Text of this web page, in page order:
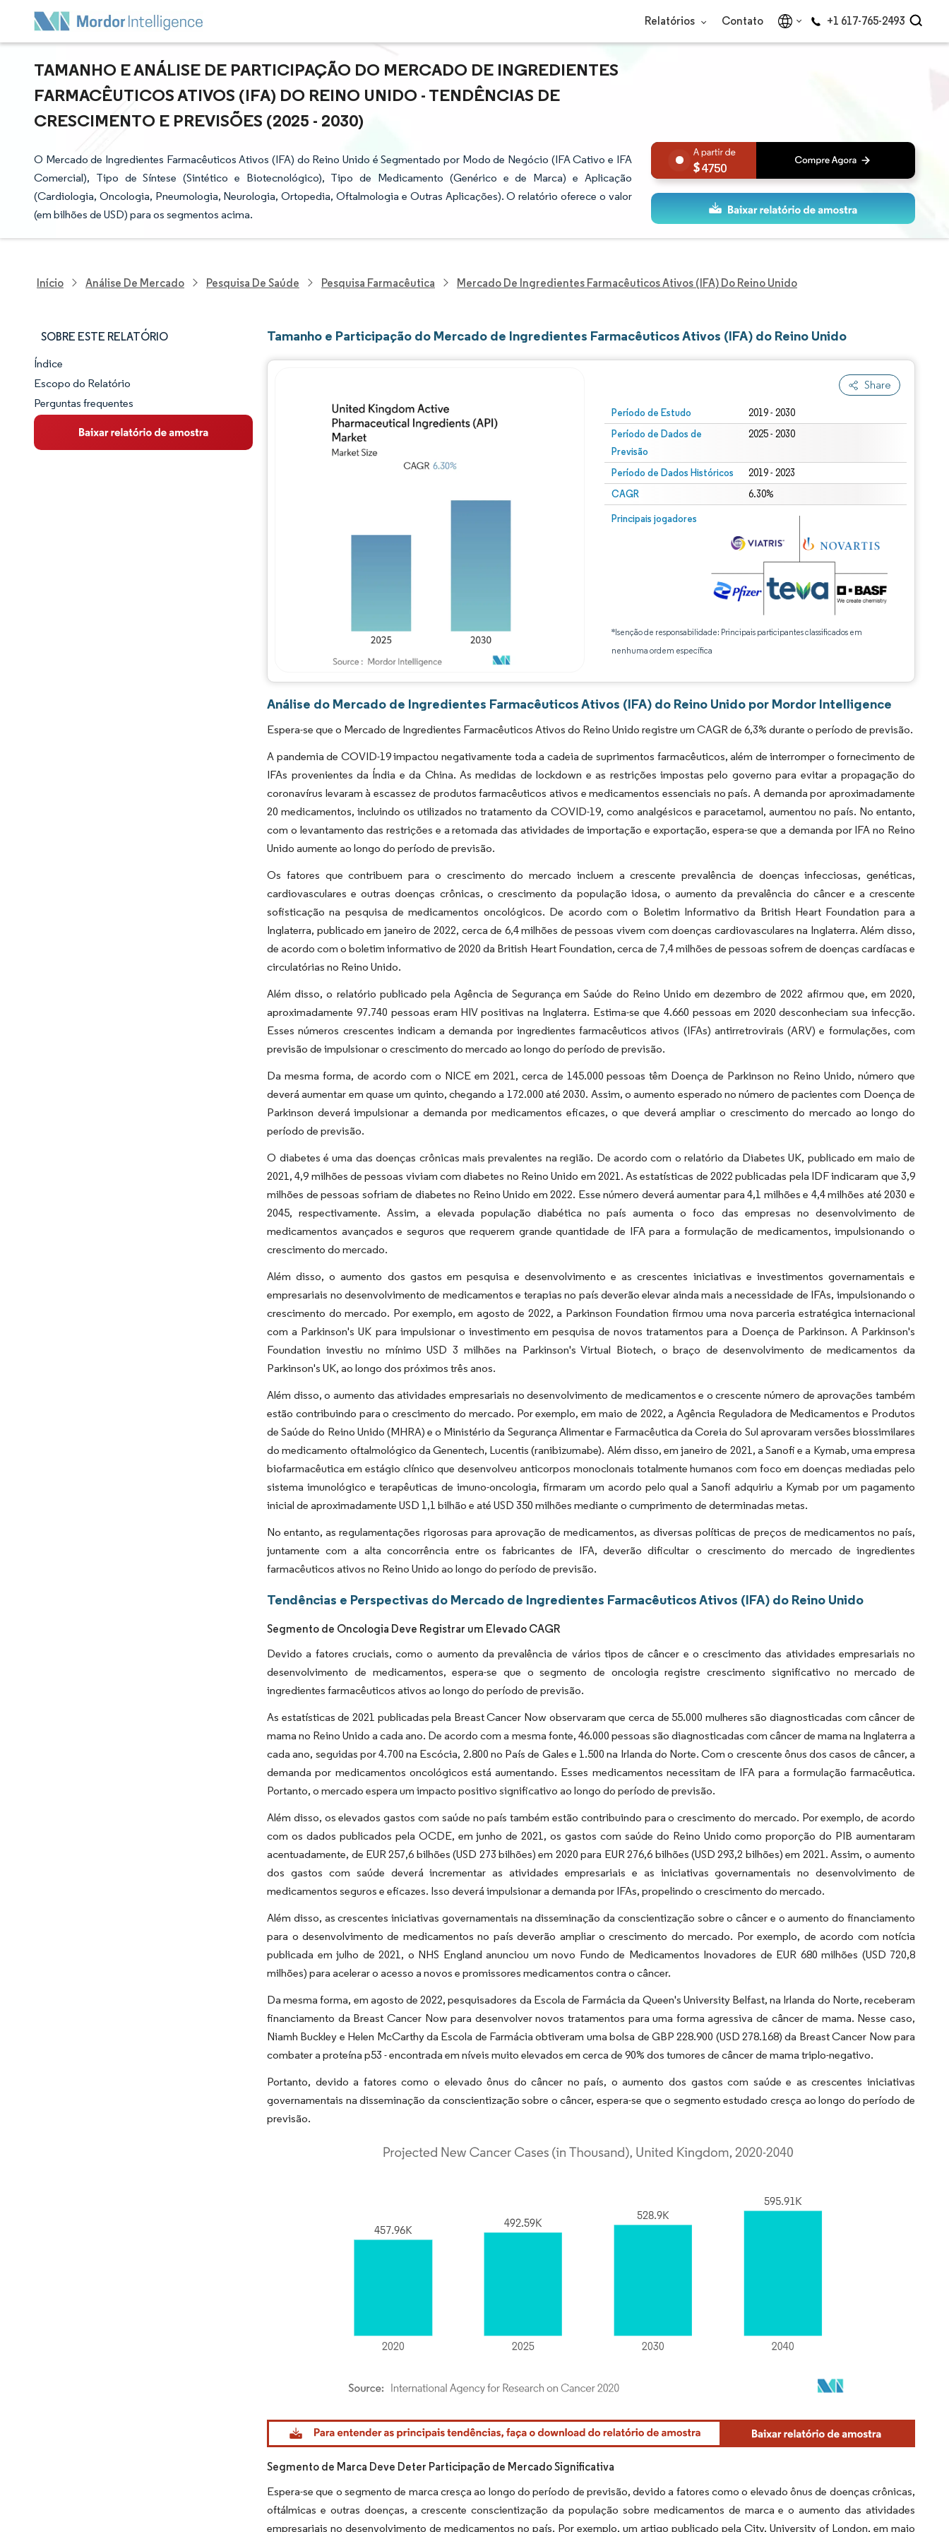
Relatórios Contato +1 617-765-2493
TAMANHO E ANÁLISE DE PARTICIPAÇÃO DO MERCADO DE INGREDIENTES
FARMACÊUTICOS ATIVOS (IFA) DO REINO UNIDO - TENDÊNCIAS DE
CRESCIMENTO E PREVISÕES (2025 - 2030)
O Mercado de Ingredientes Farmacêuticos Ativos (IFA) do Reino Unido é Segmentado por Modo de Negócio (IFA Cativo e IFA
Comercial), Tipo de Síntese (Sintético e Biotecnológico), Tipo de Medicamento (Genérico e de Marca) e Aplicação
(Cardiologia, Oncologia, Pneumologia, Neurologia, Ortopedia, Oftalmologia e Outras Aplicações). O relatório oferece o valor
(em bilhões de USD) para os segmentos acima.
4750
Início Análise De Mercado Pesquisa De Saúde Pesquisa Farmacêutica Mercado De Ingredientes Farmacêuticos Ativos (IFA) Do Reino Unido
SOBRE ESTE RELATÓRIO
Panorama do Mercado
Visão Geral do Mercado
Principais Tendências de Mercado
Índice
Escopo do Relatório
Perguntas frequentes
Tamanho e Participação do Mercado de Ingredientes Farmacêuticos Ativos (IFA) do Reino Unido
Share
Período de Estudo 2019 - 2030
Período de Dados de
Previsão
2025 - 2030
Período de Dados Históricos 2019 - 2023
CAGR 6.30%
Principais jogadores
*Isenção de responsabilidade: Principais participantes classificados em
nenhuma ordem específica
Imagem © Mordor Intelligence. O reuso requer atribuição conforme CC BY 4.0.
Análise do Mercado de Ingredientes Farmacêuticos Ativos (IFA) do Reino Unido por Mordor Intelligence
Espera-se que o Mercado de Ingredientes Farmacêuticos Ativos do Reino Unido registre um CAGR de 6,3% durante o período de previsão.
A pandemia de COVID-19 impactou negativamente toda a cadeia de suprimentos farmacêuticos, além de interromper o fornecimento de
IFAs provenientes da Índia e da China. As medidas de lockdown e as restrições impostas pelo governo para evitar a propagação do
coronavírus levaram à escassez de produtos farmacêuticos ativos e medicamentos essenciais no país. A demanda por aproximadamente
20 medicamentos, incluindo os utilizados no tratamento da COVID-19, como analgésicos e paracetamol, aumentou no país. No entanto,
com o levantamento das restrições e a retomada das atividades de importação e exportação, espera-se que a demanda por IFA no Reino
Unido aumente ao longo do período de previsão.
Os fatores que contribuem para o crescimento do mercado incluem a crescente prevalência de doenças infecciosas, genéticas,
cardiovasculares e outras doenças crônicas, o crescimento da população idosa, o aumento da prevalência do câncer e a crescente
sofisticação na pesquisa de medicamentos oncológicos. De acordo com o Boletim Informativo da British Heart Foundation para a
Inglaterra, publicado em janeiro de 2022, cerca de 6,4 milhões de pessoas vivem com doenças cardiovasculares na Inglaterra. Além disso,
de acordo com o boletim informativo de 2020 da British Heart Foundation, cerca de 7,4 milhões de pessoas sofrem de doenças cardíacas e
circulatórias no Reino Unido.
Além disso, o relatório publicado pela Agência de Segurança em Saúde do Reino Unido em dezembro de 2022 afirmou que, em 2020,
aproximadamente 97.740 pessoas eram HIV positivas na Inglaterra. Estima-se que 4.660 pessoas em 2020 desconheciam sua infecção.
Esses números crescentes indicam a demanda por ingredientes farmacêuticos ativos (IFAs) antirretrovirais (ARV) e formulações, com
previsão de impulsionar o crescimento do mercado ao longo do período de previsão.
Da mesma forma, de acordo com o NICE em 2021, cerca de 145.000 pessoas têm Doença de Parkinson no Reino Unido, número que
deverá aumentar em quase um quinto, chegando a 172.000 até 2030. Assim, o aumento esperado no número de pacientes com Doença de
Parkinson deverá impulsionar a demanda por medicamentos eficazes, o que deverá ampliar o crescimento do mercado ao longo do
período de previsão.
O diabetes é uma das doenças crônicas mais prevalentes na região. De acordo com o relatório da Diabetes UK, publicado em maio de
2021, 4,9 milhões de pessoas viviam com diabetes no Reino Unido em 2021. As estatísticas de 2022 publicadas pela IDF indicaram que 3,9
milhões de pessoas sofriam de diabetes no Reino Unido em 2022. Esse número deverá aumentar para 4,1 milhões e 4,4 milhões até 2030 e
2045, respectivamente. Assim, a elevada população diabética no país aumenta o foco das empresas no desenvolvimento de
medicamentos avançados e seguros que requerem grande quantidade de IFA para a formulação de medicamentos, impulsionando o
crescimento do mercado.
Além disso, o aumento dos gastos em pesquisa e desenvolvimento e as crescentes iniciativas e investimentos governamentais e
empresariais no desenvolvimento de medicamentos e terapias no país deverão elevar ainda mais a necessidade de IFAs, impulsionando o
crescimento do mercado. Por exemplo, em agosto de 2022, a Parkinson Foundation firmou uma nova parceria estratégica internacional
com a Parkinson's UK para impulsionar o investimento em pesquisa de novos tratamentos para a Doença de Parkinson. A Parkinson's
Foundation investiu no mínimo USD 3 milhões na Parkinson's Virtual Biotech, o braço de desenvolvimento de medicamentos da
Parkinson's UK, ao longo dos próximos três anos.
Além disso, o aumento das atividades empresariais no desenvolvimento de medicamentos e o crescente número de aprovações também
estão contribuindo para o crescimento do mercado. Por exemplo, em maio de 2022, a Agência Reguladora de Medicamentos e Produtos
de Saúde do Reino Unido (MHRA) e o Ministério da Segurança Alimentar e Farmacêutica da Coreia do Sul aprovaram versões biossimilares
do medicamento oftalmológico da Genentech, Lucentis (ranibizumabe). Além disso, em janeiro de 2021, a Sanofi e a Kymab, uma empresa
biofarmacêutica em estágio clínico que desenvolveu anticorpos monoclonais totalmente humanos com foco em doenças mediadas pelo
sistema imunológico e terapêuticas de imuno-oncologia, firmaram um acordo pelo qual a Sanofi adquiriu a Kymab por um pagamento
inicial de aproximadamente USD 1,1 bilhão e até USD 350 milhões mediante o cumprimento de determinadas metas.
No entanto, as regulamentações rigorosas para aprovação de medicamentos, as diversas políticas de preços de medicamentos no país,
juntamente com a alta concorrência entre os fabricantes de IFA, deverão dificultar o crescimento do mercado de ingredientes
farmacêuticos ativos no Reino Unido ao longo do período de previsão.
Tendências e Perspectivas do Mercado de Ingredientes Farmacêuticos Ativos (IFA) do Reino Unido
Segmento de Oncologia Deve Registrar um Elevado CAGR
Devido a fatores cruciais, como o aumento da prevalência de vários tipos de câncer e o crescimento das atividades empresariais no
desenvolvimento de medicamentos, espera-se que o segmento de oncologia registre crescimento significativo no mercado de
ingredientes farmacêuticos ativos ao longo do período de previsão.
As estatísticas de 2021 publicadas pela Breast Cancer Now observaram que cerca de 55.000 mulheres são diagnosticadas com câncer de
mama no Reino Unido a cada ano. De acordo com a mesma fonte, 46.000 pessoas são diagnosticadas com câncer de mama na Inglaterra a
cada ano, seguidas por 4.700 na Escócia, 2.800 no País de Gales e 1.500 na Irlanda do Norte. Com o crescente ônus dos casos de câncer, a
demanda por medicamentos oncológicos está aumentando. Esses medicamentos necessitam de IFA para a formulação farmacêutica.
Portanto, o mercado espera um impacto positivo significativo ao longo do período de previsão.
Além disso, os elevados gastos com saúde no país também estão contribuindo para o crescimento do mercado. Por exemplo, de acordo
com os dados publicados pela OCDE, em junho de 2021, os gastos com saúde do Reino Unido como proporção do PIB aumentaram
acentuadamente, de EUR 257,6 bilhões (USD 273 bilhões) em 2020 para EUR 276,6 bilhões (USD 293,2 bilhões) em 2021. Assim, o aumento
dos gastos com saúde deverá incrementar as atividades empresariais e as iniciativas governamentais no desenvolvimento de
medicamentos seguros e eficazes. Isso deverá impulsionar a demanda por IFAs, propelindo o crescimento do mercado.
Além disso, as crescentes iniciativas governamentais na disseminação da conscientização sobre o câncer e o aumento do financiamento
para o desenvolvimento de medicamentos no país deverão ampliar o crescimento do mercado. Por exemplo, de acordo com notícia
publicada em julho de 2021, o NHS England anunciou um novo Fundo de Medicamentos Inovadores de EUR 680 milhões (USD 720,8
milhões) para acelerar o acesso a novos e promissores medicamentos contra o câncer.
Da mesma forma, em agosto de 2022, pesquisadores da Escola de Farmácia da Queen's University Belfast, na Irlanda do Norte, receberam
financiamento da Breast Cancer Now para desenvolver novos tratamentos para uma forma agressiva de câncer de mama. Nesse caso,
Niamh Buckley e Helen McCarthy da Escola de Farmácia obtiveram uma bolsa de GBP 228.900 (USD 278.168) da Breast Cancer Now para
combater a proteína p53 - encontrada em níveis muito elevados em cerca de 90% dos tumores de câncer de mama triplo-negativo.
Portanto, devido a fatores como o elevado ônus do câncer no país, o aumento dos gastos com saúde e as crescentes iniciativas
governamentais na disseminação da conscientização sobre o câncer, espera-se que o segmento estudado cresça ao longo do período de
previsão.
Imagem © Mordor Intelligence. O reuso requer atribuição conforme CC BY 4.0.
Segmento de Marca Deve Deter Participação de Mercado Significativa
Espera-se que o segmento de marca cresça ao longo do período de previsão, devido a fatores como o elevado ônus de doenças crônicas,
oftálmicas e outras doenças, a crescente conscientização da população sobre medicamentos de marca e o aumento das atividades
empresariais no desenvolvimento de medicamentos no país. Por exemplo, um artigo publicado pela City, University of London, em maio